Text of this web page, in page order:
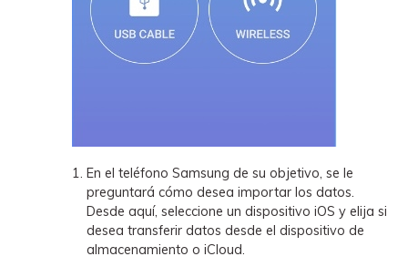
En el teléfono Samsung de su objetivo, se le
preguntará cómo desea importar los datos.
Desde aquí, seleccione un dispositivo iOS y elija si
desea transferir datos desde el dispositivo de
almacenamiento o iCloud.